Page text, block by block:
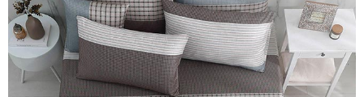
４．使用「AFTEE先享後付」時，將依據個別帳號之用戶狀況，依本公司即
時審查核予不同之上限額度；若仍有額度不足之情形，本公司將視審查結果
請求用戶進行身份認證。
５．嚴禁一人註冊多個帳號或使用他人資訊註冊。若發現惡意使用之情形，
恩沛科技股份有限公司將有權停止該用戶之使用額度並採取法律行動。